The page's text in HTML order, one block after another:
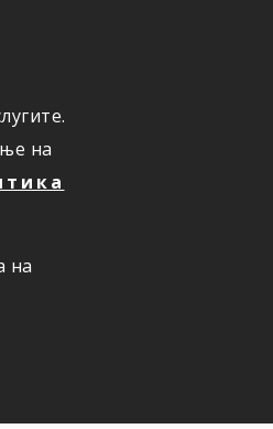
на
на
ПРИЈАВИ ШТЕТА